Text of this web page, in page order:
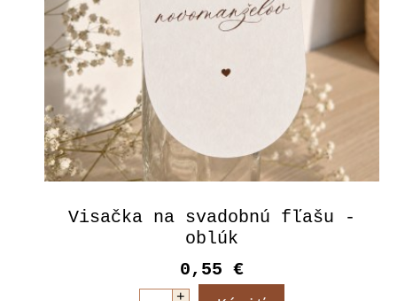
Visačka na svadobnú fľašu -
oblúk
0,55 €